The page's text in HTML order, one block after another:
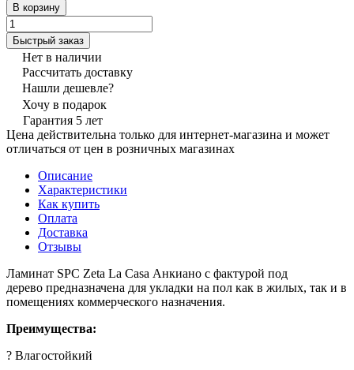
В корзину
Быстрый заказ
Нет в наличии
Рассчитать доставку
Нашли дешевле?
Хочу в подарок
Гарантия 5 лет
Цена действительна только для интернет-магазина и может
отличаться от цен в розничных магазинах
Описание
Характеристики
Как купить
Оплата
Доставка
Отзывы
Ламинат SPC Zeta La Casa Анкиано с фактурой под
дерево предназначена для укладки на пол как в жилых, так и в
помещениях коммерческого назначения.
Преимущества:
? Влагостойкий